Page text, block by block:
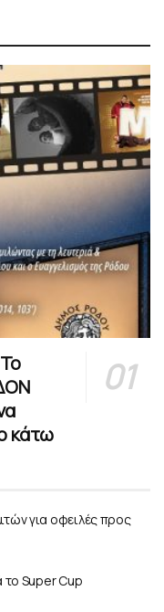
κάτω
για οφειλές προς
το Super Cup